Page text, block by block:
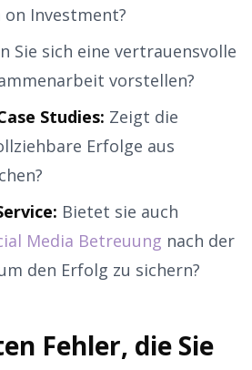
Investment?
Sie sich eine vertrauensvolle
vorstellen?
Studies: Zeigt die
Erfolge aus
Bietet sie auch
Media Betreuung nach der
den Erfolg zu sichern?
Fehler, die Sie